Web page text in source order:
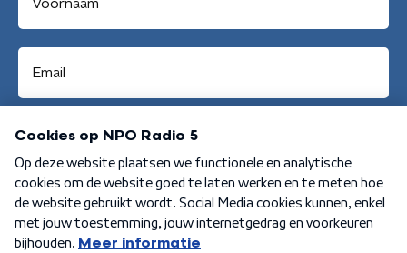
Aanmelden
Algemene voorwaarden